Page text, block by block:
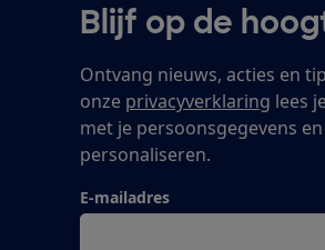
Blijf op de
Ontvang nieuws, acties en
onze privacyverklaring lees
met je persoonsgegevens
personaliseren.
E-mailadres